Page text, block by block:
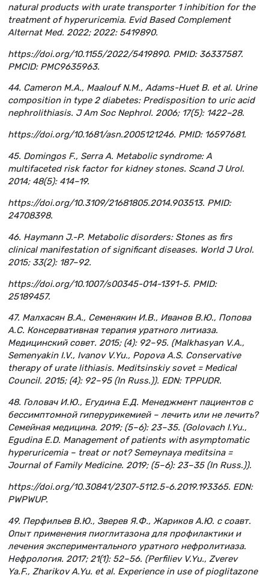
natural products with urate transporter 1 inhibition for the
treatment of hyperuricemia. Evid Based Complement
Alternat Med. 2022; 2022: 5419890.
https://doi.org/10.1155/2022/5419890. PMID: 36337587.
PMCID: PMC9635963.
44. Cameron M.A., Maalouf N.M., Adams-Huet B. et al. Urine
composition in type 2 diabetes: Predisposition to uric acid
nephrolithiasis. J Am Soc Nephrol. 2006; 17(5): 1422–28.
https://doi.org/10.1681/asn.2005121246. PMID: 16597681.
45. Domingos F., Serra A. Metabolic syndrome: A
multifaceted risk factor for kidney stones. Scand J Urol.
2014; 48(5): 414–19.
https://doi.org/10.3109/21681805.2014.903513. PMID:
24708398.
46. Haymann J.-P. Metabolic disorders: Stones as firs
clinical manifestation of significant diseases. World J Urol.
2015; 33(2): 187–92.
https://doi.org/10.1007/s00345-014-1391-5. PMID:
25189457.
47. Малхасян В.А., Семенякин И.В., Иванов В.Ю., Попова
А.С. Консервативная терапия уратного литиаза.
Медицинский совет. 2015; (4): 92–95. (Malkhasyan V.A.,
Semenyakin I.V., Ivanov V.Yu., Popova A.S. Conservative
therapy of urate lithiasis. Meditsinskiy sovet = Medical
Council. 2015; (4): 92–95 (In Russ.)). EDN: TPPUDR.
48. Головач И.Ю., Егудина Е.Д. Менеджмент пациентов с
бессимптомной гиперурикемией – лечить или не лечить?
Семейная медицина. 2019; (5–6): 23–35. (Golovach I.Yu.,
Egudina E.D. Management of patients with asymptomatic
hyperuricemia – treat or not? Semeynaya meditsina =
Journal of Family Medicine. 2019; (5–6): 23–35 (In Russ.)).
https://doi.org/10.30841/2307-5112.5-6.2019.193365. EDN:
PWPWUP.
49. Перфильев В.Ю., Зверев Я.Ф., Жариков А.Ю. с соавт.
Опыт применения пиоглитазона для профилактики и
лечения экспериментального уратного нефролитиаза.
Нефрология. 2017; 21(1): 52–56. (Perfiliev V.Yu., Zverev
Ya.F., Zharikov A.Yu. et al. Experience in use of pioglitazone